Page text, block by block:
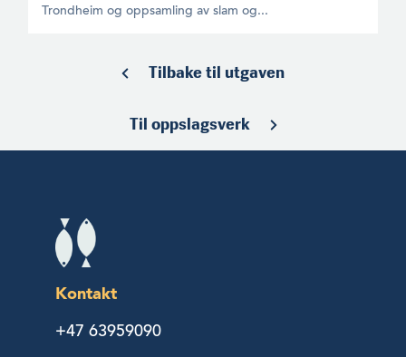
Trondheim og oppsamling av slam og...
Tilbake til utgaven
Til oppslagsverk
Kontakt
+47 63959090